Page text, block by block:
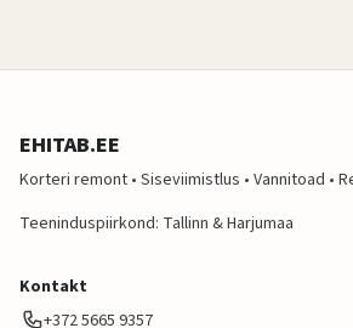
EHITAB.EE
Korteri remont • Siseviimistlus • Vannitoad •
Teeninduspiirkond: Tallinn & Harjumaa
Kontakt
+372 5665 9357